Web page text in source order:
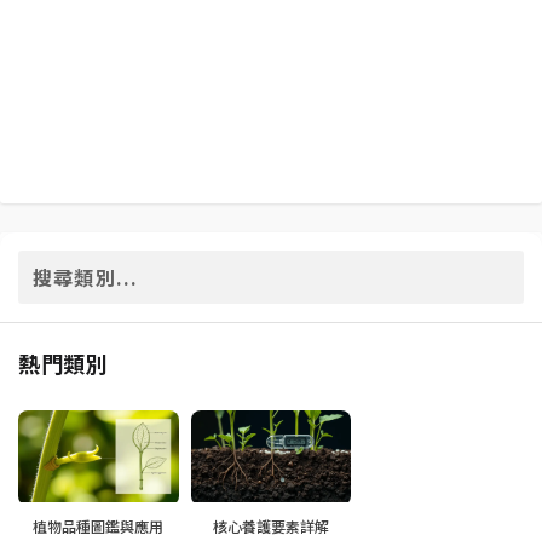
熱門類別
植物品種圖鑑與應用 核心養護要素詳解